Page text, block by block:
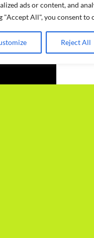
ads or content, and
"Accept All", you consent to
Reject All